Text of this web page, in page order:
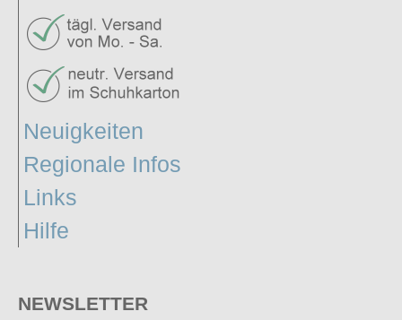
Neuigkeiten
Regionale Infos
Links
Hilfe
NEWSLETTER